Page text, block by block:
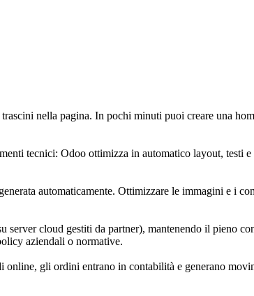
nella pagina. In pochi minuti puoi creare una
tecnici: Odoo ottimizza in automatico layout, testi
automaticamente. Ottimizzare le immagini e i
server cloud gestiti da partner), mantenendo il pieno
aziendali o normative.
gli ordini entrano in contabilità e generano